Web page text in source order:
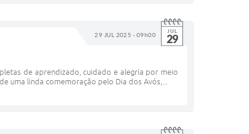
29 JUL 2025 - 09h00 JUL
29
de aprendizado, cuidado e alegria por meio
uma linda comemoração pelo Dia dos Avós,...